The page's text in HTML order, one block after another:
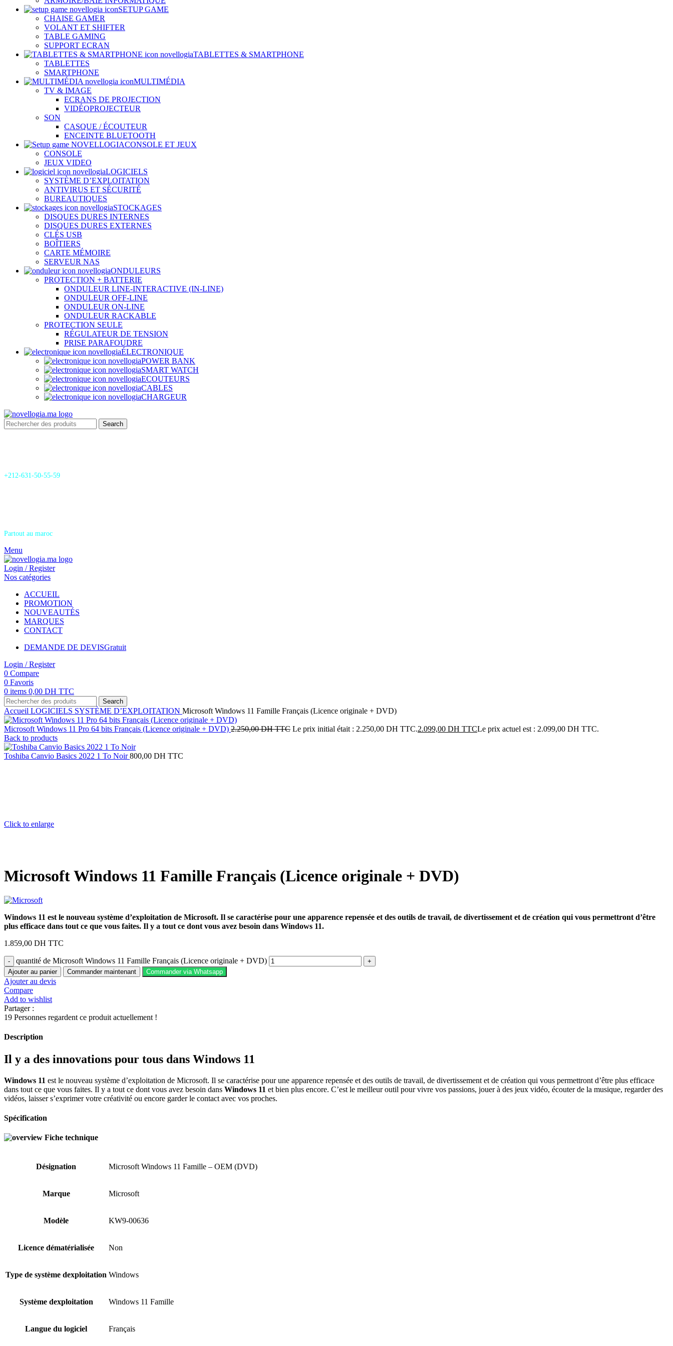
SETUP GAME
CHAISE GAMER
VOLANT ET SHIFTER
TABLE GAMING
SUPPORT ECRAN
TABLETTES & SMARTPHONE
TABLETTES
SMARTPHONE
MULTIMÉDIA
TV & IMAGE
ECRANS DE PROJECTION
VIDÉOPROJECTEUR
SON
CASQUE / ÉCOUTEUR
ENCEINTE BLUETOOTH
CONSOLE ET JEUX
CONSOLE
JEUX VIDEO
LOGICIELS
SYSTÈME D’EXPLOITATION
ANTIVIRUS ET SÉCURITÉ
BUREAUTIQUES
STOCKAGES
DISQUES DURES INTERNES
DISQUES DURES EXTERNES
CLÉS USB
BOÎTIERS
CARTE MÉMOIRE
SERVEUR NAS
ONDULEURS
PROTECTION + BATTERIE
ONDULEUR LINE-INTERACTIVE (IN-LINE)
ONDULEUR OFF-LINE
ONDULEUR ON-LINE
ONDULEUR RACKABLE
PROTECTION SEULE
RÉGULATEUR DE TENSION
PRISE PARAFOUDRE
ÉLECTRONIQUE
POWER BANK
SMART WATCH
ECOUTEURS
CABLES
CHARGEUR
Search
+212-631-50-55-59
Partout au maroc
Menu
Login / Register
Nos catégories
ACCUEIL
PROMOTION
NOUVEAUTÉS
MARQUES
CONTACT
DEMANDE DE DEVISGratuit
Login / Register
0 Compare
0 Favoris
0 items 0,00 DH TTC
Search
Accueil LOGICIELS SYSTÈME D’EXPLOITATION Microsoft Windows 11 Famille Français (Licence originale + DVD)
Microsoft Windows 11 Pro 64 bits Français (Licence originale + DVD) 2.250,00DH TTC Le prix initial était : 2.250,00 DH TTC.2.099,00 DH TTCLe prix actuel est : 2.099,00 DH TTC.
Back to products
Toshiba Canvio Basics 2022 1 To Noir800,00 DH TTC
Click to enlarge
Microsoft Windows 11 Famille Français (Licence originale + DVD)
Windows 11 est le nouveau système d’exploitation de Microsoft. Il se caractérise pour une apparence repensée et des outils de travail, de divertissement et de création qui vous permettront d’être
plus efficace dans tout ce que vous faites. Il y a tout ce dont vous avez besoin dans Windows 11.
1.859,00 DH TTC
quantité de Microsoft Windows 11 Famille Français (Licence originale + DVD)
Ajouter au panier Commander maintenant Commander via Whatsapp
Ajouter au devis
Compare
Add to wishlist
Partager :
19 Personnes regardent ce produit actuellement !
Description
Il y a des innovations pour tous dans Windows 11
Windows 11 est le nouveau système d’exploitation de Microsoft. Il se caractérise pour une apparence repensée et des outils de travail, de divertissement et de création qui vous permettront d’être plus efficace
dans tout ce que vous faites. Il y a tout ce dont vous avez besoin dans Windows 11 et bien plus encore. C’est le meilleur outil pour vivre vos passions, jouer à des jeux vidéo, écouter de la musique, regarder des
vidéos, laisser s’exprimer votre créativité ou encore garder le contact avec vos proches.
Spécification
Fiche technique
Désignation Microsoft Windows 11 Famille – OEM (DVD)
Marque Microsoft
Modèle KW9-00636
Licence dématérialisée Non
Type de système dexploitation Windows
Système dexploitation Windows 11 Famille
Langue du logiciel Français